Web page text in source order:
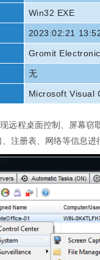
Win32 EXE
2023:02:21
Gromit
无
Microsoft Visual
远程桌面控制、屏幕
注册表、网络等信息进